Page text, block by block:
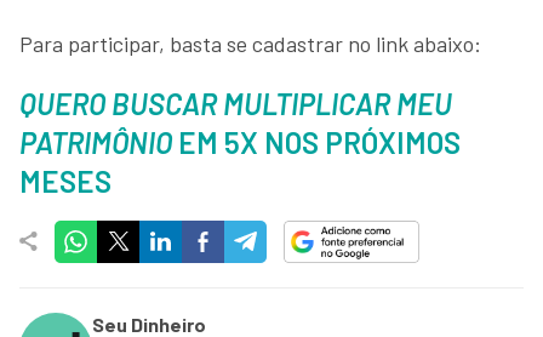
Para participar, basta se cadastrar no link abaixo:
QUERO BUSCAR MULTIPLICAR MEU
PATRIMÔNIOEM 5X NOS PRÓXIMOS
MESES
Seu Dinheiro